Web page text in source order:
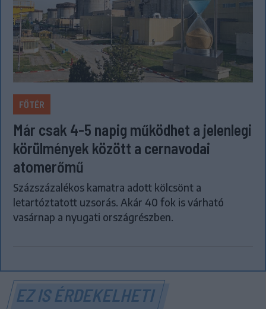
FŐTÉR
Már csak 4-5 napig működhet a jelenlegi
körülmények között a cernavodai
atomerőmű
Százszázalékos kamatra adott kölcsönt a
letartóztatott uzsorás. Akár 40 fok is várható
vasárnap a nyugati országrészben.
EZ IS ÉRDEKELHETI